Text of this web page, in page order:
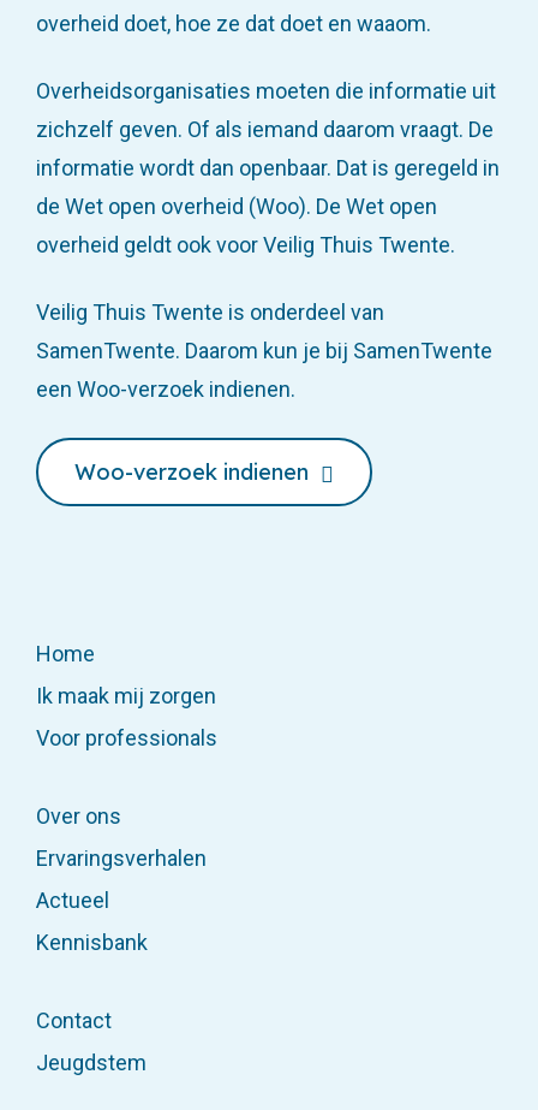
overheid doet, hoe ze dat doet en waaom.
Overheidsorganisaties moeten die informatie uit
zichzelf geven. Of als iemand daarom vraagt. De
informatie wordt dan openbaar. Dat is geregeld in
de Wet open overheid (Woo). De Wet open
overheid geldt ook voor Veilig Thuis Twente.
Veilig Thuis Twente is onderdeel van
SamenTwente. Daarom kun je bij SamenTwente
een Woo-verzoek indienen.
Woo-verzoek indienen
Home
Ik maak mij zorgen
Voor professionals
Over ons
Ervaringsverhalen
Actueel
Kennisbank
Contact
Jeugdstem